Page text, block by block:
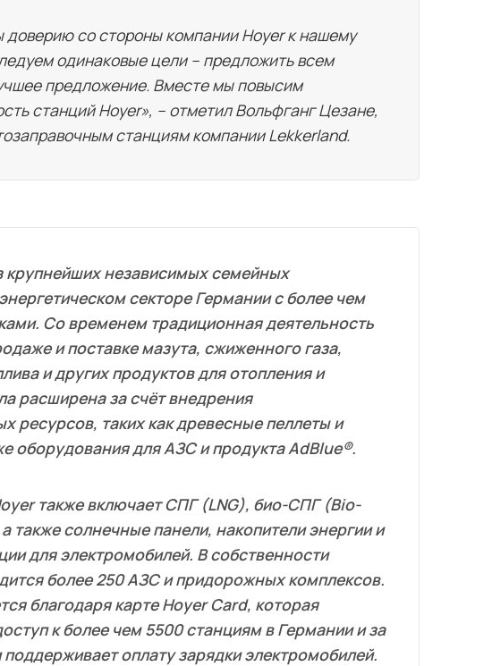
со стороны компании Hoyer к нашему
одинаковые цели – предложить всем
предложение. Вместе мы повысим
станций Hoyer», – отметил Вольфганг Цезане,
станциям компании Lekkerland.
крупнейших независимых семейных
секторе Германии с более чем
Со временем традиционная деятельность
и поставке мазута, сжиженного газа,
и других продуктов для отопления и
расширена за счёт внедрения
ресурсов, таких как древесные пеллеты и
оборудования для АЗС и продукта AdBlue®.
также включает СПГ (LNG), био-СПГ (Bio-
а также солнечные панели, накопители энергии и
для электромобилей. В собственности
более 250 АЗС и придорожных комплексов.
благодаря карте Hoyer Card, которая
к более чем 5500 станциям в Германии и за
оплату зарядки электромобилей.